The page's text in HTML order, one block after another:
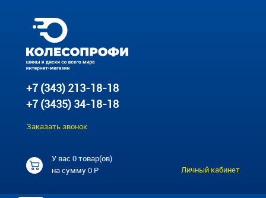
+7 (343) 213-18-18
+7 (3435) 34-18-18
Заказать звонок
У вас0 товар(ов)
на сумму0 Р Личный кабинет